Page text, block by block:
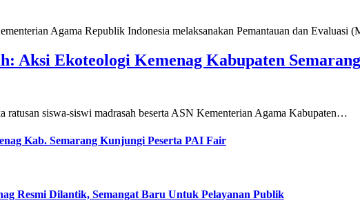
Agama Republik Indonesia melaksanakan Pemantauan dan Evaluasi
Aksi Ekoteologi Kemenag Kabupaten
ratusan siswa-siswi madrasah beserta ASN Kementerian Agama Kabupaten…
Kab. Semarang Kunjungi Peserta PAI Fair
Resmi Dilantik, Semangat Baru Untuk Pelayanan Publik